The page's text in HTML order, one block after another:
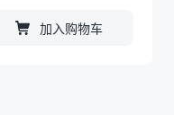
加入购物车